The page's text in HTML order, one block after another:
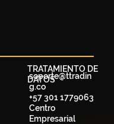
TRATAMIENTO DE
DATOS
soporte@ttradin
g.co
+57 301 1779063
Centro
Empresarial